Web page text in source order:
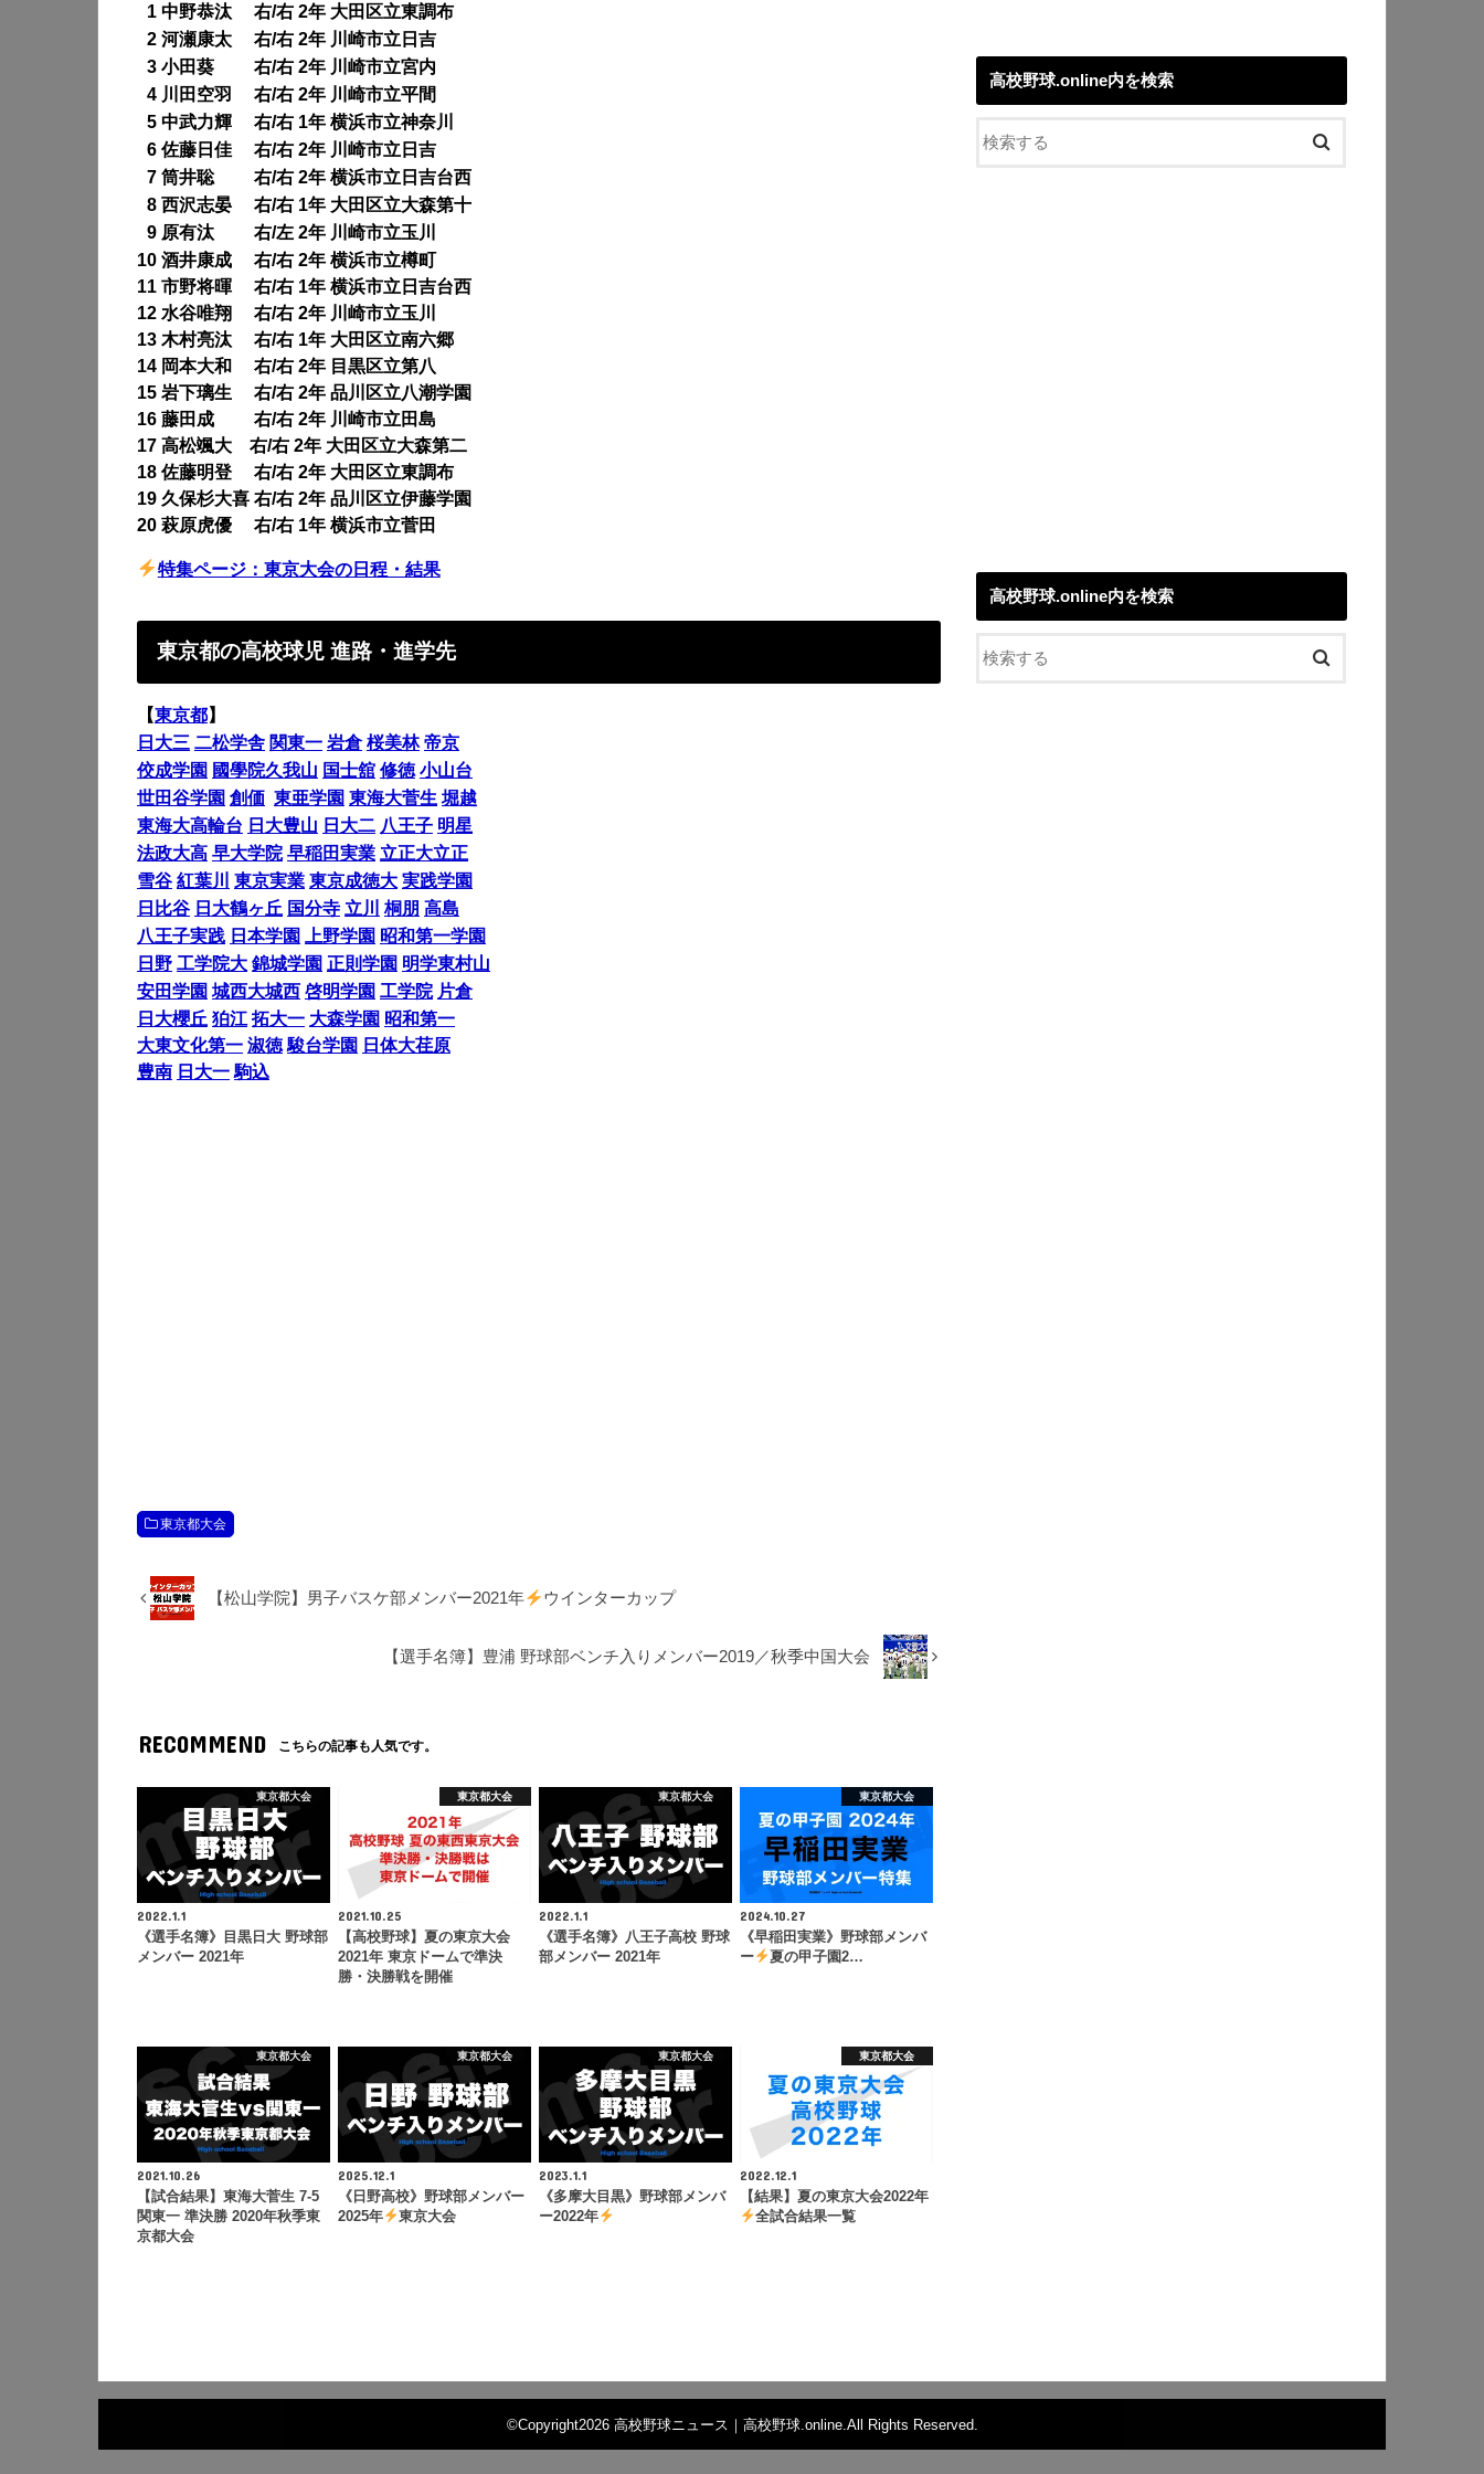
1 中野恭汰 右/右 2年 大田区立東調布
2 河瀬康太 右/右 2年 川崎市立日吉
3 小田葵 右/右 2年 川崎市立宮内
4 川田空羽 右/右 2年 川崎市立平間
5 中武力輝 右/右 1年 横浜市立神奈川
6 佐藤日佳 右/右 2年 川崎市立日吉
7 筒井聡 右/右 2年 横浜市立日吉台西
8 西沢志晏 右/右 1年 大田区立大森第十
9 原有汰 右/左 2年 川崎市立玉川
10 酒井康成 右/右 2年 横浜市立樽町
11 市野将暉 右/右 1年 横浜市立日吉台西
12 水谷唯翔 右/右 2年 川崎市立玉川
13 木村亮汰 右/右 1年 大田区立南六郷
14 岡本大和 右/右 2年 目黒区立第八
15 岩下璃生 右/右 2年 品川区立八潮学園
16 藤田成 右/右 2年 川崎市立田島
17 高松颯大 右/右 2年 大田区立大森第二
18 佐藤明登 右/右 2年 大田区立東調布
19 久保杉大喜 右/右 2年 品川区立伊藤学園
20 萩原虎優 右/右 1年 横浜市立菅田
特集ページ：東京大会の日程・結果
東京都の高校球児 進路・進学先
【東京都】
日大三 二松学舎 関東一 岩倉 桜美林 帝京
佼成学園 國學院久我山 国士舘 修徳 小山台
世田谷学園 創価 東亜学園 東海大菅生 堀越
東海大高輪台 日大豊山 日大二 八王子 明星
法政大高 早大学院 早稲田実業 立正大立正
雪谷 紅葉川 東京実業 東京成徳大 実践学園
日比谷 日大鶴ヶ丘 国分寺 立川 桐朋 高島
八王子実践 日本学園 上野学園 昭和第一学園
日野 工学院大 錦城学園 正則学園 明学東村山
安田学園 城西大城西 啓明学園 工学院 片倉
日大櫻丘 狛江 拓大一 大森学園 昭和第一
大東文化第一 淑徳 駿台学園 日体大荏原
豊南 日大一 駒込
東京都大会
【松山学院】男子バスケ部メンバー2021年 ウインターカップ
【選手名簿】豊浦 野球部ベンチ入りメンバー2019／秋季中国大会
RECOMMEND こちらの記事も人気です。
東京都大会
2022.1.1
《選手名簿》目黒日大 野球部
メンバー 2021年
東京都大会
2021.10.25
【高校野球】夏の東京大会
2021年 東京ドームで準決
勝・決勝戦を開催
東京都大会
2022.1.1
《選手名簿》八王子高校 野球
部メンバー 2021年
東京都大会
2024.10.27
《早稲田実業》野球部メンバ
ー
夏の甲子園2…
東京都大会
2021.10.26
【試合結果】東海大菅生 7-5
関東一 準決勝 2020年秋季東
京都大会
東京都大会
2025.12.1
《日野高校》野球部メンバー
2025年
東京大会
東京都大会
2023.1.1
《多摩大目黒》野球部メンバ
ー2022年
東京都大会
2022.12.1
【結果】夏の東京大会2022年
全試合結果一覧
高校野球.online内を検索
高校野球.online内を検索
©Copyright2026 高校野球ニュース｜高校野球.online.All Rights Reserved.